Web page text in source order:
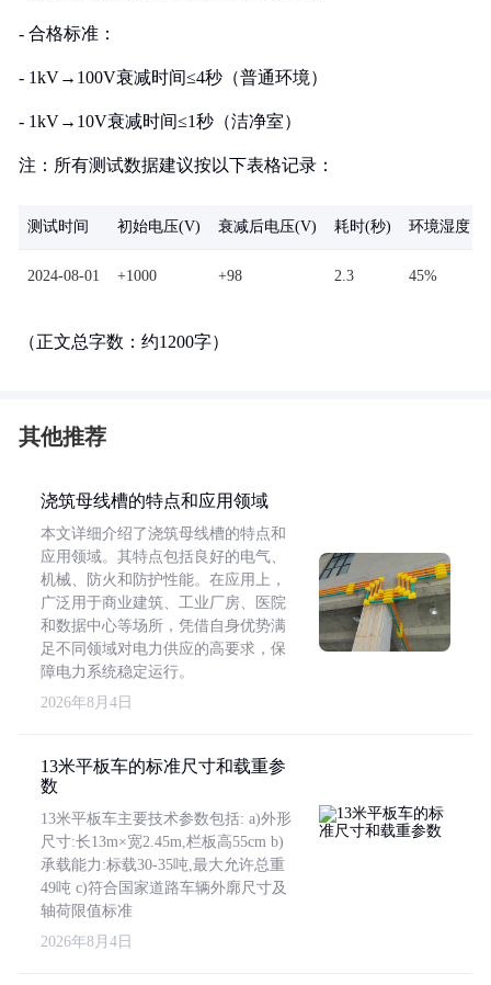
- 合格标准：
- 1kV→100V衰减时间≤4秒（普通环境）
- 1kV→10V衰减时间≤1秒（洁净室）
注：所有测试数据建议按以下表格记录：
测试时间 初始电压(V) 衰减后电压(V) 耗时(秒) 环境湿度
2024-08-01 +1000 +98 2.3 45%
（正文总字数：约1200字）
其他推荐
浇筑母线槽的特点和应用领域
本文详细介绍了浇筑母线槽的特点和
应用领域。其特点包括良好的电气、
机械、防火和防护性能。在应用上，
广泛用于商业建筑、工业厂房、医院
和数据中心等场所，凭借自身优势满
足不同领域对电力供应的高要求，保
障电力系统稳定运行。
2026年8月4日
13米平板车的标准尺寸和载重参
数
13米平板车主要技术参数包括: a)外形
尺寸:长13m×宽2.45m,栏板高55cm b)
承载能力:标载30-35吨,最大允许总重
49吨 c)符合国家道路车辆外廓尺寸及
轴荷限值标准
2026年8月4日